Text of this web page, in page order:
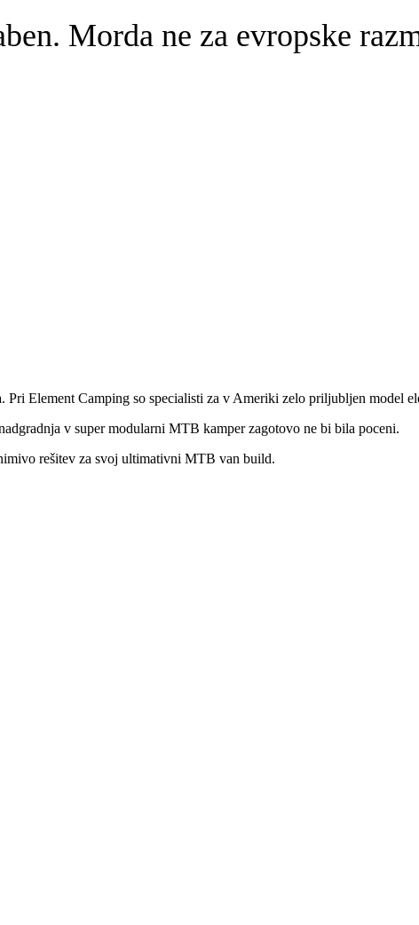
Morda ne za evropske
Element Camping so specialisti za v Ameriki zelo priljubljen model
v super modularni MTB kamper zagotovo ne bi bila poceni.
rešitev za svoj ultimativni MTB van build.